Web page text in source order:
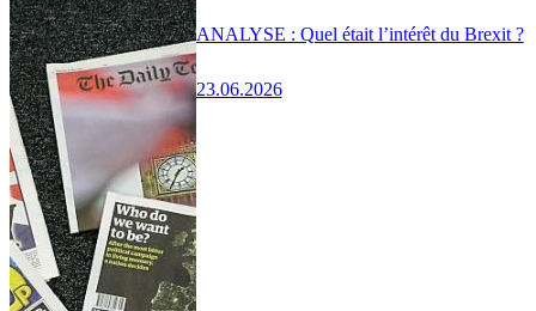
ANALYSE : Quel était l’intérêt du Brexit ?
23.06.2026